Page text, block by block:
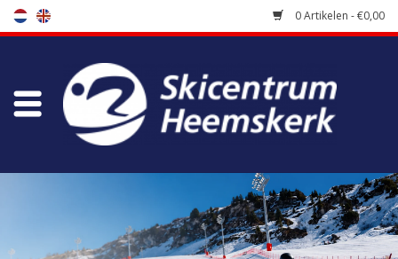
0 Artikelen - €0,00
Winkel
Onderhoud